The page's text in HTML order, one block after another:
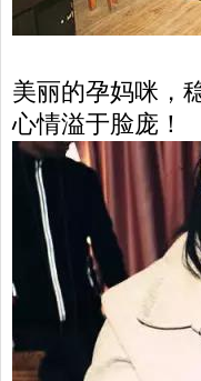
美丽的孕妈咪，
心情溢于脸庞！